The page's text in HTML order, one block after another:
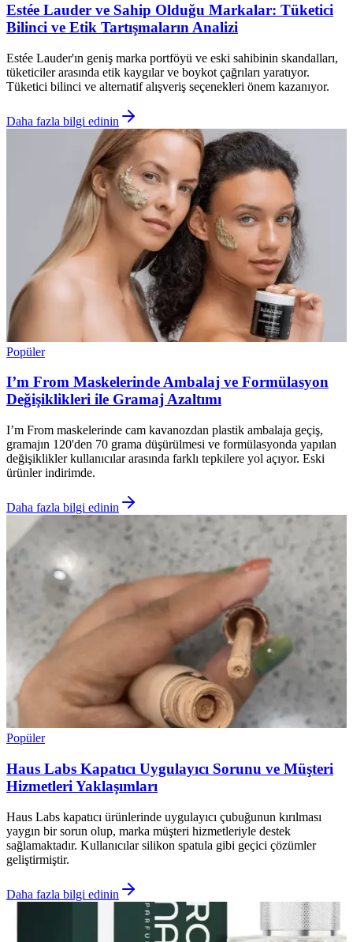
Estée Lauder ve Sahip Olduğu Markalar: Tüketici
Bilinci ve Etik Tartışmaların Analizi
Estée Lauder'ın geniş marka portföyü ve eski sahibinin skandalları,
tüketiciler arasında etik kaygılar ve boykot çağrıları yaratıyor.
Tüketici bilinci ve alternatif alışveriş seçenekleri önem kazanıyor.
Daha fazla bilgi edinin
Popüler
I’m From Maskelerinde Ambalaj ve Formülasyon
Değişiklikleri ile Gramaj Azaltımı
I’m From maskelerinde cam kavanozdan plastik ambalaja geçiş,
gramajın 120'den 70 grama düşürülmesi ve formülasyonda yapılan
değişiklikler kullanıcılar arasında farklı tepkilere yol açıyor. Eski
ürünler indirimde.
Daha fazla bilgi edinin
Popüler
Haus Labs Kapatıcı Uygulayıcı Sorunu ve Müşteri
Hizmetleri Yaklaşımları
Haus Labs kapatıcı ürünlerinde uygulayıcı çubuğunun kırılması
yaygın bir sorun olup, marka müşteri hizmetleriyle destek
sağlamaktadır. Kullanıcılar silikon spatula gibi geçici çözümler
geliştirmiştir.
Daha fazla bilgi edinin